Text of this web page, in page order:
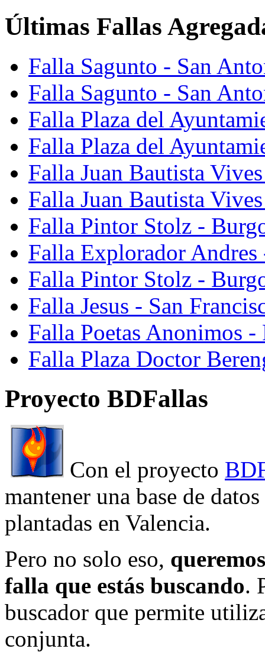
Últimas Fallas
Falla Sagunto - San
Falla Sagunto - San
Falla Plaza del
Falla Plaza del
Falla Juan Bautista
Falla Juan Bautista
Falla Pintor Stolz -
Falla Explorador Andres
Falla Pintor Stolz -
Falla Jesus - San
Falla Poetas Anonimos
Falla Plaza Doctor
Proyecto BDFallas
Con el proyecto
mantener una base de
plantadas en Valencia.
Pero no solo eso,
falla que estás buscando.
buscador que permite
conjunta.